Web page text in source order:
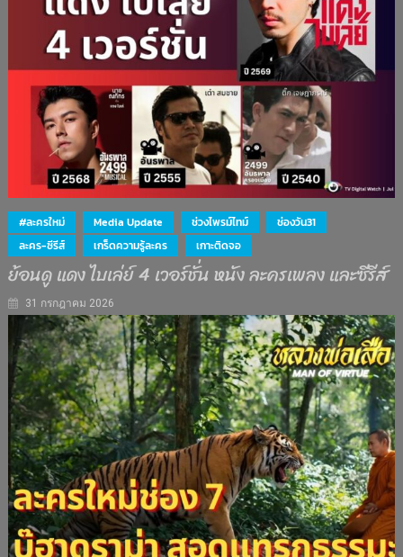
#ละครใหม่ Media Update ช่วงไพรม์ไทม์
ช่องวัน31
ละคร-ซีรีส์
เกร็ดความรู้ละคร เกาะติดจอ
ย้อนดู แดง ไบเล่ย์ 4 เวอร์ชั่น หนัง ละครเพลง และซีรีส์
31 กรกฎาคม 2026